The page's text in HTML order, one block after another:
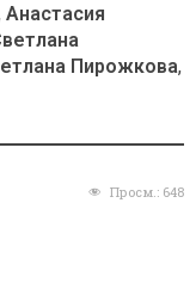
Анастасия
Пирожкова,
Просм.: 648